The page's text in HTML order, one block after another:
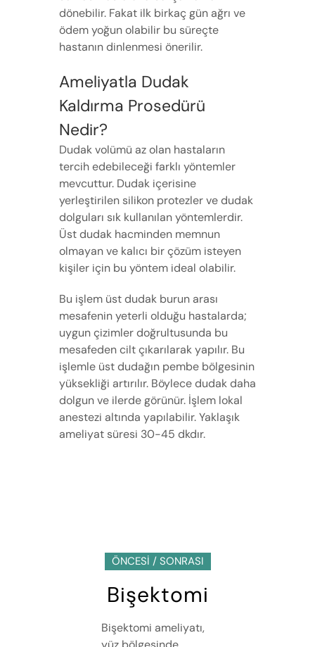
dönebilir. Fakat ilk birkaç gün ağrı ve
ödem yoğun olabilir bu süreçte
hastanın dinlenmesi önerilir.
Ameliyatla Dudak
Kaldırma Prosedürü
Nedir?
Dudak volümü az olan hastaların
tercih edebileceği farklı yöntemler
mevcuttur. Dudak içerisine
yerleştirilen silikon protezler ve dudak
dolguları sık kullanılan yöntemlerdir.
Üst dudak hacminden memnun
olmayan ve kalıcı bir çözüm isteyen
kişiler için bu yöntem ideal olabilir.
Bu işlem üst dudak burun arası
mesafenin yeterli olduğu hastalarda;
uygun çizimler doğrultusunda bu
mesafeden cilt çıkarılarak yapılır. Bu
işlemle üst dudağın pembe bölgesinin
yüksekliği artırılır. Böylece dudak daha
dolgun ve ilerde görünür. İşlem lokal
anestezi altında yapılabilir. Yaklaşık
ameliyat süresi 30-45 dkdır.
ÖNCESİ / SONRASI
Bişektomi
Bişektomi ameliyatı,